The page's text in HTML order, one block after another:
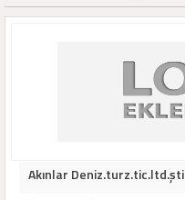
Akınlar Deniz.turz.tic.ltd.şti